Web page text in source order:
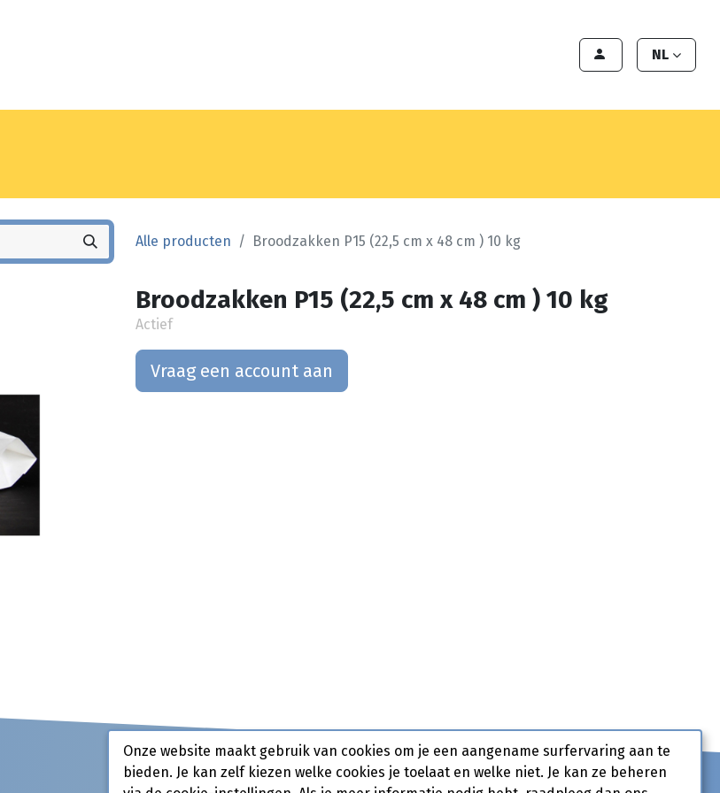
NL
Alle producten Broodzakken P15 (22,5 cm x 48 cm ) 10 kg
Broodzakken P15 (22,5 cm x 48 cm ) 10 kg
Actief
Vraag een account aan
Onze website maakt gebruik van cookies om je een aangename surfervaring aan te
bieden. Je kan zelf kiezen welke cookies je toelaat en welke niet. Je kan ze beheren